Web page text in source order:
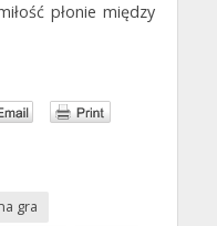
płonie między
gra